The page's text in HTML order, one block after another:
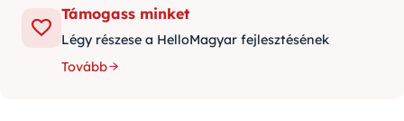
Támogass minket
Légy részese a HelloMagyar fejlesztésének
Tovább